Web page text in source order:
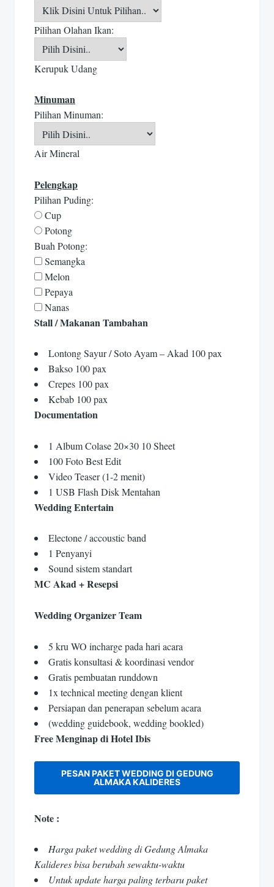
Pilihan Olahan Ikan:
Kerupuk Udang
Minuman
Pilihan Minuman:
Air Mineral
Pelengkap
Pilihan Puding:
Cup
Potong
Buah Potong:
Semangka
Melon
Pepaya
Nanas
Stall / Makanan Tambahan
Lontong Sayur / Soto Ayam – Akad 100 pax
Bakso 100 pax
Crepes 100 pax
Kebab 100 pax
Documentation
1 Album Colase 20×30 10 Sheet
100 Foto Best Edit
Video Teaser (1-2 menit)
1 USB Flash Disk Mentahan
Wedding Entertain
Electone / accoustic band
1 Penyanyi
Sound sistem standart
MC Akad + Resepsi
Wedding Organizer Team
5 kru WO incharge pada hari acara
Gratis konsultasi & koordinasi vendor
Gratis pembuatan runddown
1x technical meeting dengan klient
Persiapan dan penerapan sebelum acara
(wedding guidebook, wedding bookled)
Free Menginap di Hotel Ibis
PESAN PAKET WEDDING DI GEDUNG
ALMAKA KALIDERES
Note :
Harga paket wedding di Gedung Almaka
Kalideres bisa berubah sewaktu-waktu
Untuk update harga paling terbaru paket